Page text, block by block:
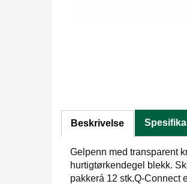
Beskrivelse
Gelpenn med transparent
hurtigtørkendegel blekk.
pakkerá 12 stk.Q-Connect